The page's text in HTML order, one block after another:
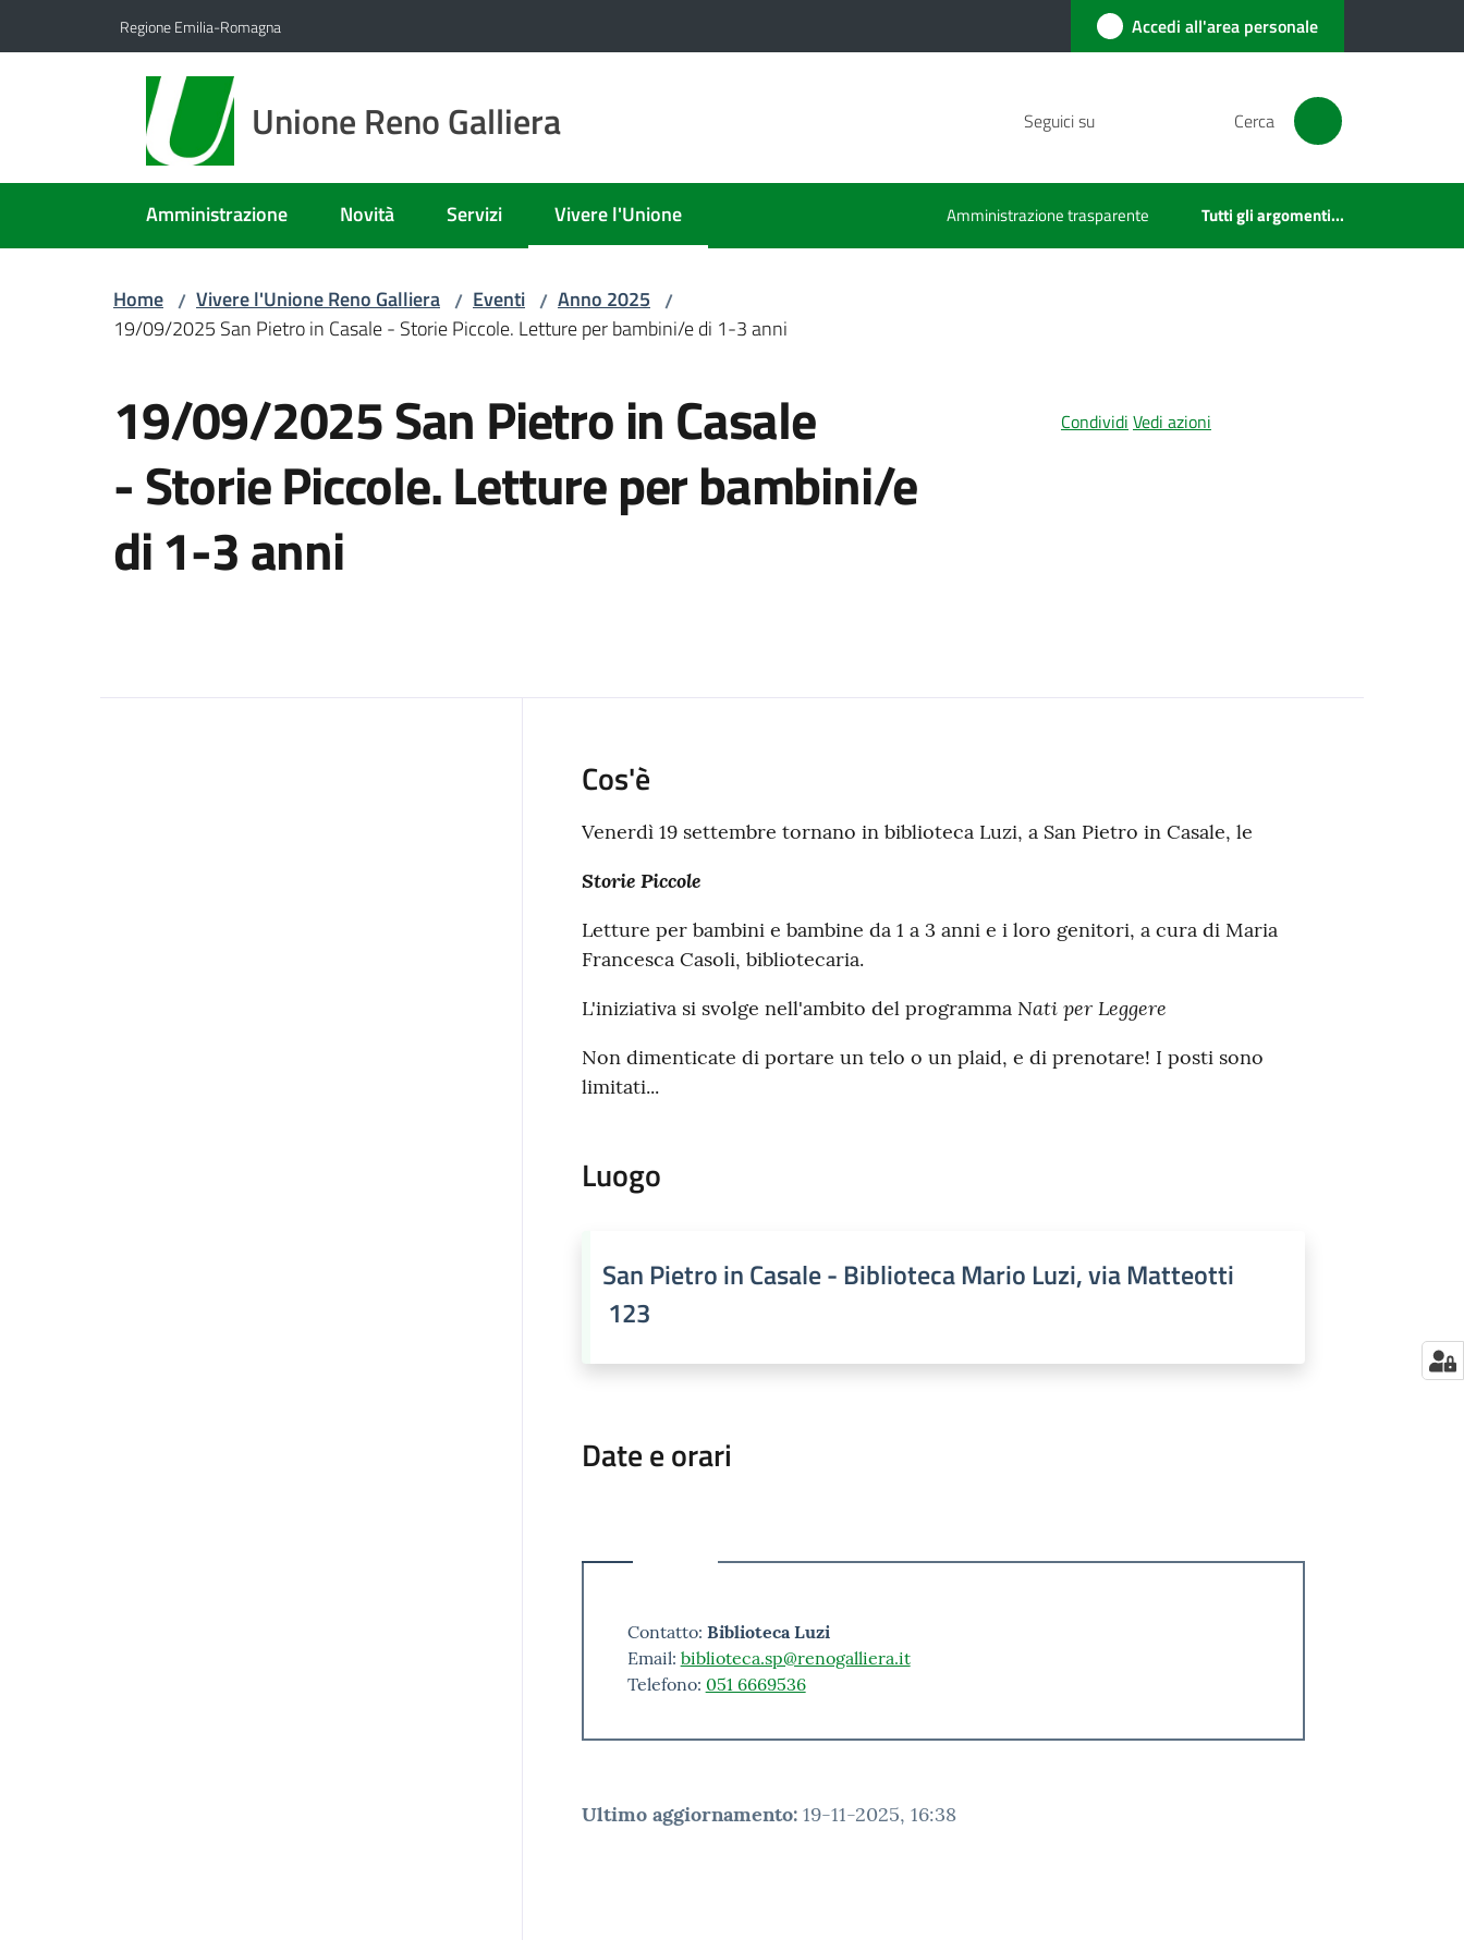
Regione Emilia-Romagna Accedi all'area personale
Unione Reno Galliera Seguici su Cerca
Amministrazione Novità Servizi Vivere l'Unione
Menu selezionato Amministrazione trasparente Tutti gli argomenti...
Home / Vivere l'Unione Reno Galliera / Eventi / Anno 2025 /
19/09/2025 San Pietro in Casale - Storie Piccole. Letture per bambini/e di 1-3 anni
19/09/2025 San Pietro in Casale
- Storie Piccole. Letture per bambini/e
di 1-3 anni
Condividi Vedi azioni
Cos'è
Venerdì 19 settembre tornano in biblioteca Luzi, a San Pietro in Casale, le
Storie Piccole
Letture per bambini e bambine da 1 a 3 anni e i loro genitori, a cura di Maria
Francesca Casoli, bibliotecaria.
L'iniziativa si svolge nell'ambito del programma Nati per Leggere
Non dimenticate di portare un telo o un plaid, e di prenotare! I posti sono
limitati...
Luogo
San Pietro in Casale - Biblioteca Mario Luzi, via Matteotti
123
Date e orari
Contatto: Biblioteca Luzi
Email: biblioteca.sp@renogalliera.it
Telefono: 051 6669536
Ultimo aggiornamento: 19-11-2025, 16:38